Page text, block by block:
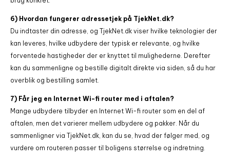
6) Hvordan fungerer adressetjek på TjekNet.dk?
Du indtaster din adresse, og TjekNet.dk viser hvilke teknologier der
kan leveres, hvilke udbydere der typisk er relevante, og hvilke
forventede hastigheder der er knyttet til mulighederne. Derefter
kan du sammenligne og bestille digitalt direkte via siden, så du har
overblik og bestilling samlet.
7) Får jeg en Internet Wi-fi router med i aftalen?
Mange udbydere tilbyder en Internet Wi-fi router som en del af
aftalen, men det varierer mellem udbydere og pakker. Når du
sammenligner via TjekNet.dk, kan du se, hvad der følger med, og
vurdere om routeren passer til boligens størrelse og indretning.